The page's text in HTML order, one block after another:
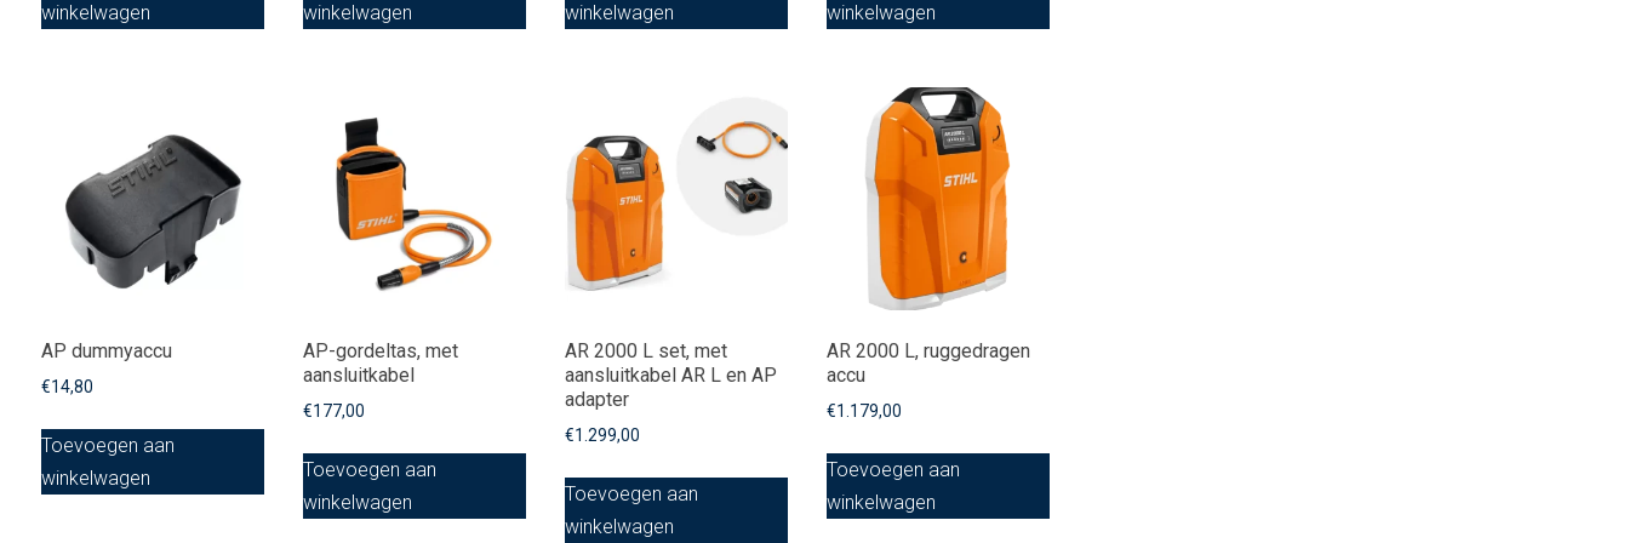
winkelwagen winkelwagen winkelwagen winkelwagen
AP dummyaccu
€14,80
Toevoegen aan
winkelwagen
AP-gordeltas, met
aansluitkabel
€177,00
Toevoegen aan
winkelwagen
AR 2000 L set, met
aansluitkabel AR L en AP
adapter
€1.299,00
Toevoegen aan
winkelwagen
AR 2000 L, ruggedragen
accu
€1.179,00
Toevoegen aan
winkelwagen